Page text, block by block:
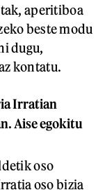
aperitiboa
beste modu
dugu,
kontatu.
Irratian
Aise egokitu
oso
oso bizia